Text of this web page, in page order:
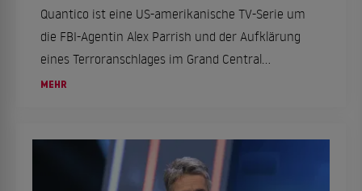
Quantico ist eine US-amerikanische TV-Serie um
die FBI-Agentin Alex Parrish und der Aufklärung
eines Terroranschlages im Grand Central
Terminal in New York. Sei…
MEHR